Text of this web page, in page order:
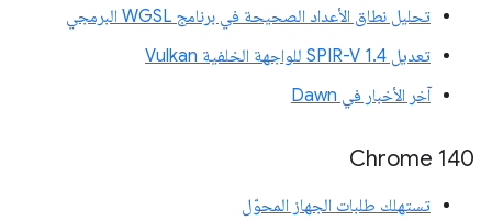
تحليل نطاق الأعداد الصحيحة في برنامج WGSL البرمجي
تعديل SPIR-V 1.4 للواجهة الخلفية Vulkan
آخر الأخبار في Dawn
Chrome 140
تستهلك طلبات الجهاز المحوّل